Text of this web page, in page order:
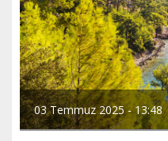
03 Temmuz 2025 - 13:48